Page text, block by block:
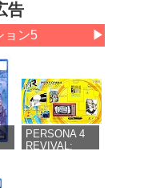
告
ョン5 ▶
PERSONA 4
REVIVAL: